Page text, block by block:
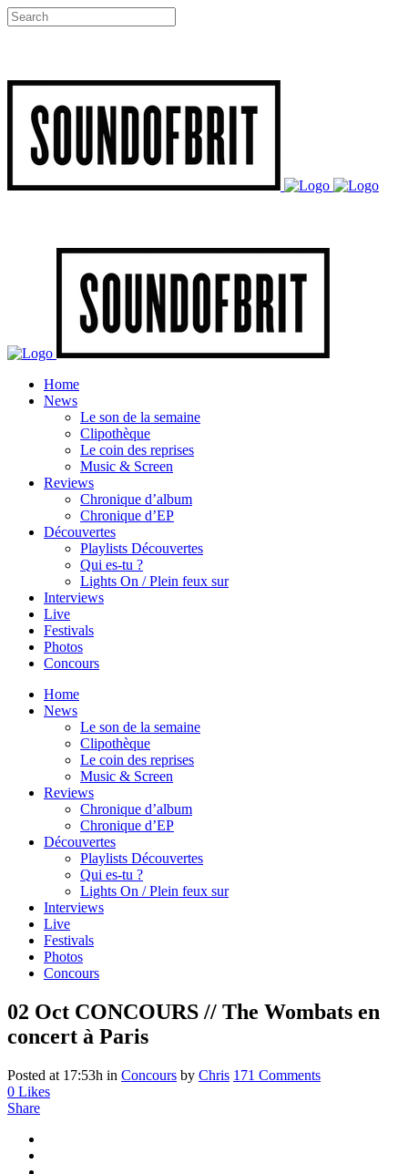
Home
News
Le son de la semaine
Clipothèque
Le coin des reprises
Music & Screen
Reviews
Chronique d’album
Chronique d’EP
Découvertes
Playlists Découvertes
Qui es-tu ?
Lights On / Plein feux sur
Interviews
Live
Festivals
Photos
Concours
Home
News
Le son de la semaine
Clipothèque
Le coin des reprises
Music & Screen
Reviews
Chronique d’album
Chronique d’EP
Découvertes
Playlists Découvertes
Qui es-tu ?
Lights On / Plein feux sur
Interviews
Live
Festivals
Photos
Concours
02 Oct CONCOURS // The Wombats en
concert à Paris
Posted at 17:53h in Concours by Chris 171 Comments
0 Likes
Share